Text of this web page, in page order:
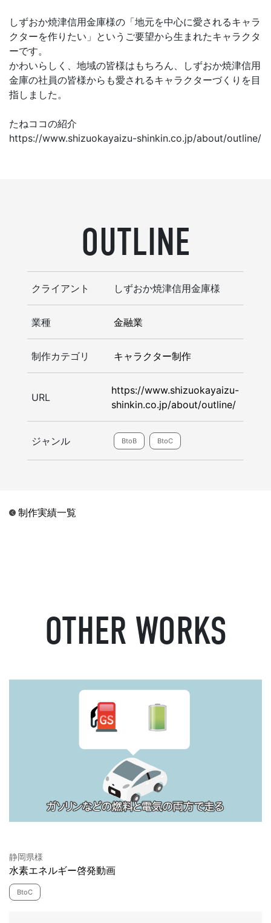
しずおか焼津信用金庫様の「地元を中心に愛されるキャラ
クターを作りたい」というご要望から生まれたキャラクタ
ーです。
かわいらしく、地域の皆様はもちろん、しずおか焼津信用
金庫の社員の皆様からも愛されるキャラクターづくりを目
指しました。
たねココの紹介
https://www.shizuokayaizu-shinkin.co.jp/about/outline/
OUTLINE
クライアント しずおか焼津信用金庫様
業種 金融業
制作カテゴリ キャラクター制作
URL
https://www.shizuokayaizu-
shinkin.co.jp/about/outline/
ジャンル BtoB BtoC
制作実績一覧
OTHER WORKS
静岡県様
水素エネルギー啓発動画
BtoC